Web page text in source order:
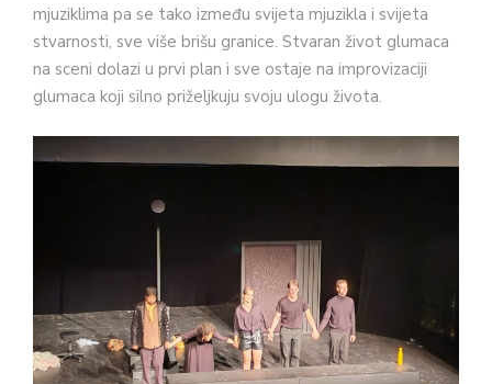
mjuziklima pa se tako između svijeta mjuzikla i svijeta
stvarnosti, sve više brišu granice. Stvaran život glumaca
na sceni dolazi u prvi plan i sve ostaje na improvizaciji
glumaca koji silno priželjkuju svoju ulogu života.